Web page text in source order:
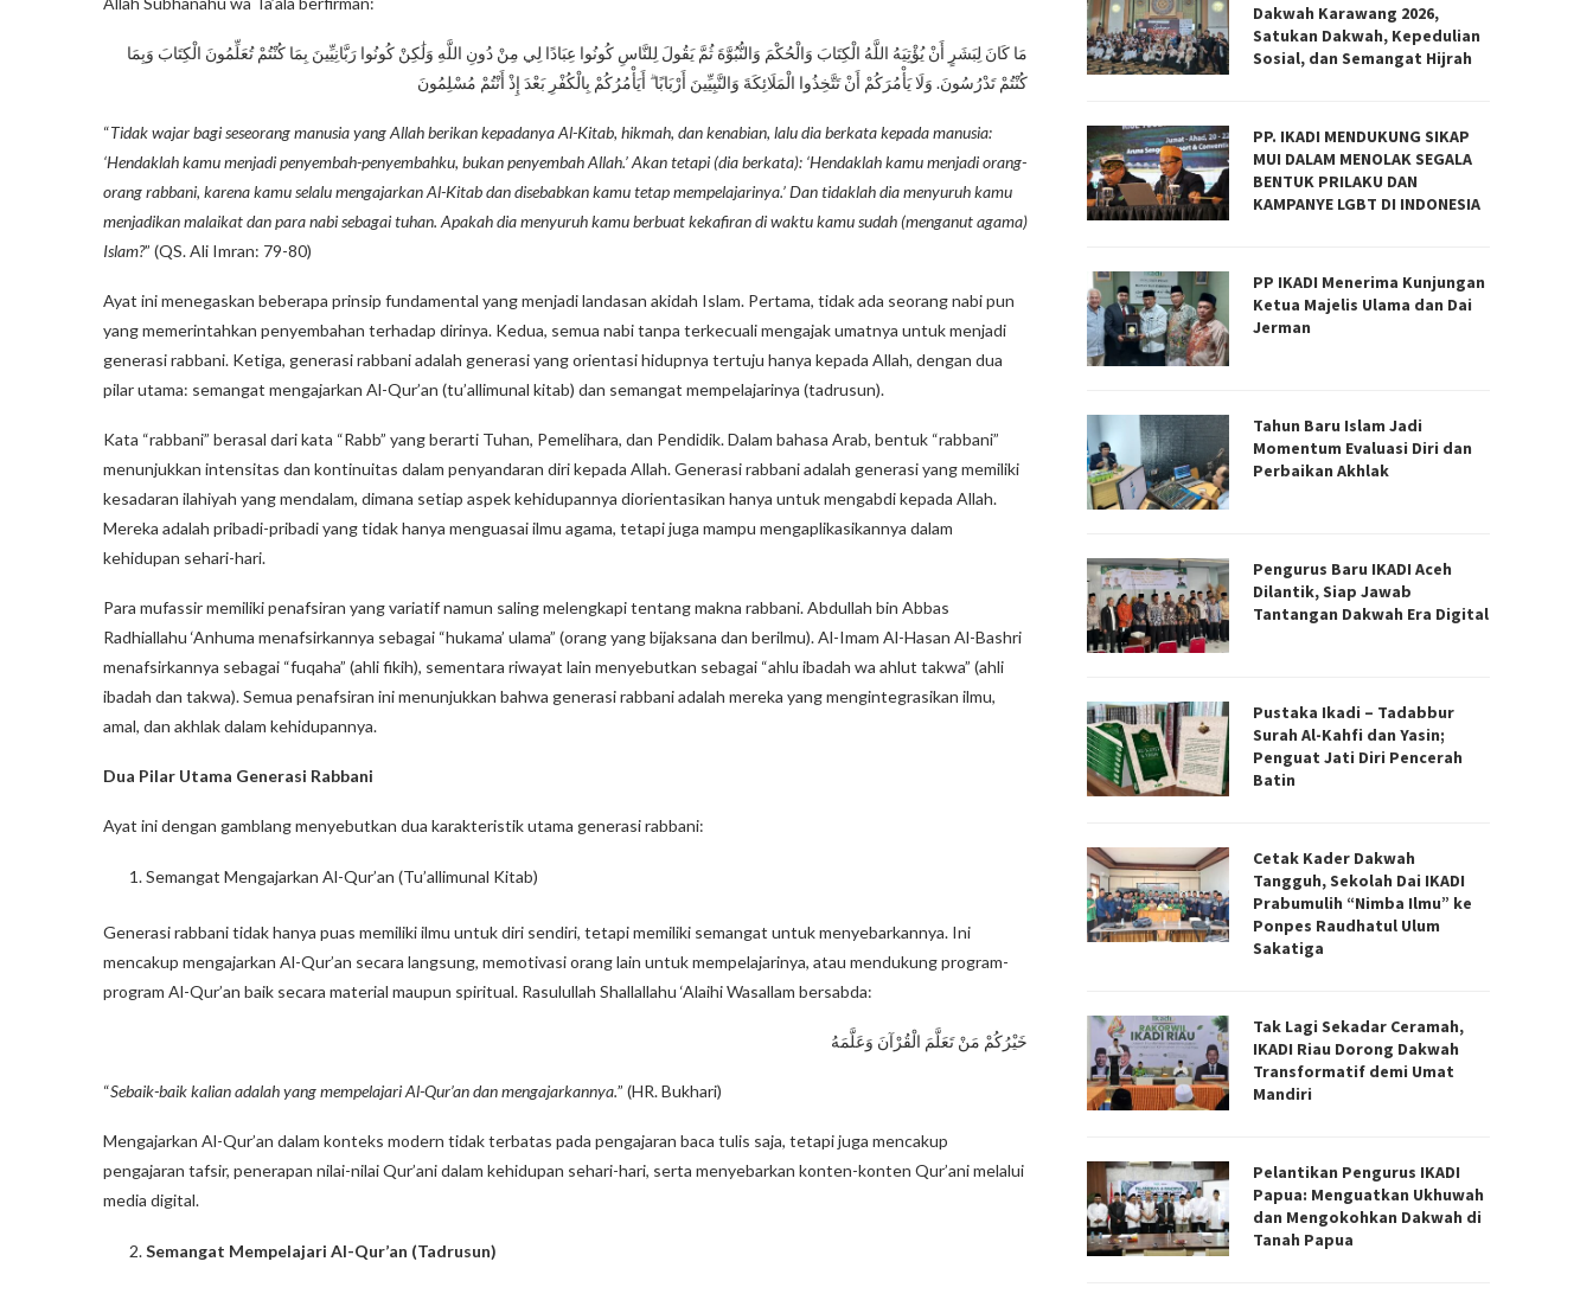
مَا كَانَ لِبَشَرٍ أَنْ يُؤْتِيَهُ اللَّهُ الْكِتَابَ وَالْحُكْمَ وَالنُّبُوَّةَ ثُمَّ يَقُولَ لِلنَّاسِ كُونُوا عِبَادًا لِي مِنْ دُونِ اللَّهِ وَلَٰكِنْ كُونُوا رَبَّانِيِّينَ بِمَا كُنْتُمْ تُعَلِّمُونَ الْكِتَابَ وَبِمَا
كُنْتُمْ تَدْرُسُونَ. وَلَا يَأْمُرَكُمْ أَنْ تَتَّخِذُوا الْمَلَائِكَةَ وَالنَّبِيِّينَ أَرْبَابًا ۗ أَيَأْمُرُكُمْ بِالْكُفْرِ بَعْدَ إِذْ أَنْتُمْ مُسْلِمُونَ
“Tidak wajar bagi seseorang manusia yang Allah berikan kepadanya Al-Kitab, hikmah, dan kenabian, lalu dia berkata kepada manusia:
‘Hendaklah kamu menjadi penyembah-penyembahku, bukan penyembah Allah.’ Akan tetapi (dia berkata): ‘Hendaklah kamu menjadi orang-
orang rabbani, karena kamu selalu mengajarkan Al-Kitab dan disebabkan kamu tetap mempelajarinya.’ Dan tidaklah dia menyuruh kamu
menjadikan malaikat dan para nabi sebagai tuhan. Apakah dia menyuruh kamu berbuat kekafiran di waktu kamu sudah (menganut agama)
Islam?” (QS. Ali Imran: 79-80)
Ayat ini menegaskan beberapa prinsip fundamental yang menjadi landasan akidah Islam. Pertama, tidak ada seorang nabi pun
yang memerintahkan penyembahan terhadap dirinya. Kedua, semua nabi tanpa terkecuali mengajak umatnya untuk menjadi
generasi rabbani. Ketiga, generasi rabbani adalah generasi yang orientasi hidupnya tertuju hanya kepada Allah, dengan dua
pilar utama: semangat mengajarkan Al-Qur’an (tu’allimunal kitab) dan semangat mempelajarinya (tadrusun).
Kata “rabbani” berasal dari kata “Rabb” yang berarti Tuhan, Pemelihara, dan Pendidik. Dalam bahasa Arab, bentuk “rabbani”
menunjukkan intensitas dan kontinuitas dalam penyandaran diri kepada Allah. Generasi rabbani adalah generasi yang memiliki
kesadaran ilahiyah yang mendalam, dimana setiap aspek kehidupannya diorientasikan hanya untuk mengabdi kepada Allah.
Mereka adalah pribadi-pribadi yang tidak hanya menguasai ilmu agama, tetapi juga mampu mengaplikasikannya dalam
kehidupan sehari-hari.
Para mufassir memiliki penafsiran yang variatif namun saling melengkapi tentang makna rabbani. Abdullah bin Abbas
Radhiallahu ‘Anhuma menafsirkannya sebagai “hukama’ ulama” (orang yang bijaksana dan berilmu). Al-Imam Al-Hasan Al-Bashri
menafsirkannya sebagai “fuqaha” (ahli fikih), sementara riwayat lain menyebutkan sebagai “ahlu ibadah wa ahlut takwa” (ahli
ibadah dan takwa). Semua penafsiran ini menunjukkan bahwa generasi rabbani adalah mereka yang mengintegrasikan ilmu,
amal, dan akhlak dalam kehidupannya.
Dua Pilar Utama Generasi Rabbani
Ayat ini dengan gamblang menyebutkan dua karakteristik utama generasi rabbani:
Semangat Mengajarkan Al-Qur’an (Tu’allimunal Kitab)
Generasi rabbani tidak hanya puas memiliki ilmu untuk diri sendiri, tetapi memiliki semangat untuk menyebarkannya. Ini
mencakup mengajarkan Al-Qur’an secara langsung, memotivasi orang lain untuk mempelajarinya, atau mendukung program-
program Al-Qur’an baik secara material maupun spiritual. Rasulullah Shallallahu ‘Alaihi Wasallam bersabda:
خَيْرُكُمْ مَنْ تَعَلَّمَ الْقُرْآنَ وَعَلَّمَهُ
“Sebaik-baik kalian adalah yang mempelajari Al-Qur’an dan mengajarkannya.” (HR. Bukhari)
Mengajarkan Al-Qur’an dalam konteks modern tidak terbatas pada pengajaran baca tulis saja, tetapi juga mencakup
pengajaran tafsir, penerapan nilai-nilai Qur’ani dalam kehidupan sehari-hari, serta menyebarkan konten-konten Qur’ani melalui
media digital.
Semangat Mempelajari Al-Qur’an (Tadrusun)
Dakwah Karawang 2026,
Satukan Dakwah, Kepedulian
Sosial, dan Semangat Hijrah
PP. IKADI MENDUKUNG SIKAP
MUI DALAM MENOLAK SEGALA
BENTUK PRILAKU DAN
KAMPANYE LGBT DI INDONESIA
PP IKADI Menerima Kunjungan
Ketua Majelis Ulama dan Dai
Jerman
Tahun Baru Islam Jadi
Momentum Evaluasi Diri dan
Perbaikan Akhlak
Pengurus Baru IKADI Aceh
Dilantik, Siap Jawab
Tantangan Dakwah Era Digital
Pustaka Ikadi – Tadabbur
Surah Al-Kahfi dan Yasin;
Penguat Jati Diri Pencerah
Batin
Cetak Kader Dakwah
Tangguh, Sekolah Dai IKADI
Prabumulih “Nimba Ilmu” ke
Ponpes Raudhatul Ulum
Sakatiga
Tak Lagi Sekadar Ceramah,
IKADI Riau Dorong Dakwah
Transformatif demi Umat
Mandiri
Pelantikan Pengurus IKADI
Papua: Menguatkan Ukhuwah
dan Mengokohkan Dakwah di
Tanah Papua